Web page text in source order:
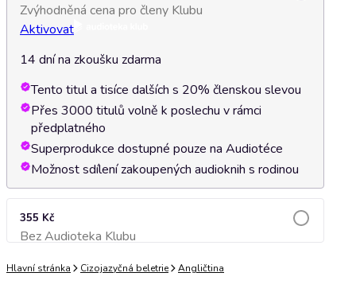
Zvýhodněná cena pro členy Klubu
Aktivovat
14 dní na zkoušku zdarma
Tento titul a tisíce dalších s 20% členskou slevou
Přes 3000 titulů volně k poslechu v rámci
předplatného
Superprodukce dostupné pouze na Audiotéce
Možnost sdílení zakoupených audioknih s rodinou
355 Kč
Bez Audioteka KlubuPřidat do košíku
Hlavní stránka Cizojazyčná beletrie Angličtina